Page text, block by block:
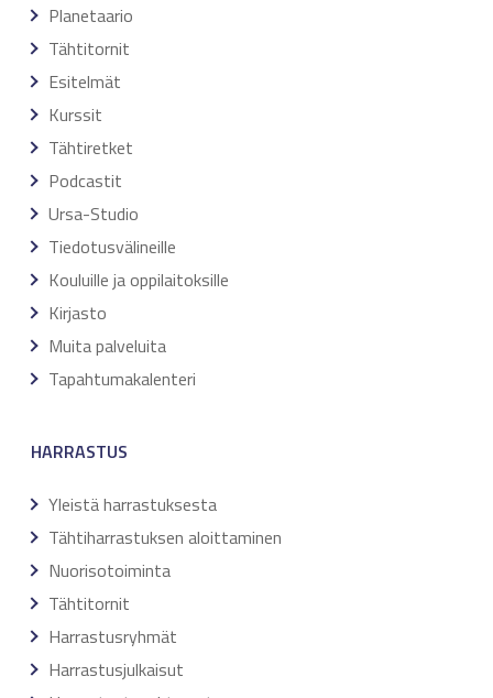
Planetaario
Tähtitornit
Esitelmät
Kurssit
Tähtiretket
Podcastit
Ursa-Studio
Tiedotusvälineille
Kouluille ja oppilaitoksille
Kirjasto
Muita palveluita
Tapahtumakalenteri
HARRASTUS
Yleistä harrastuksesta
Tähtiharrastuksen aloittaminen
Nuorisotoiminta
Tähtitornit
Harrastusryhmät
Harrastusjulkaisut